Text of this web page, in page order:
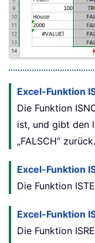
Excel-Funktion
Die Funktion
ist, und gibt den
„FALSCH“ zurück.
Excel-Funktion
Die Funktion
Excel-Funktion
Die Funktion